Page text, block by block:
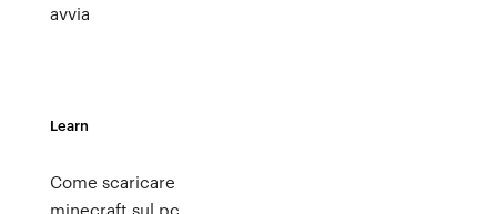
avvia
Learn
Come scaricare
minecraft sul pc